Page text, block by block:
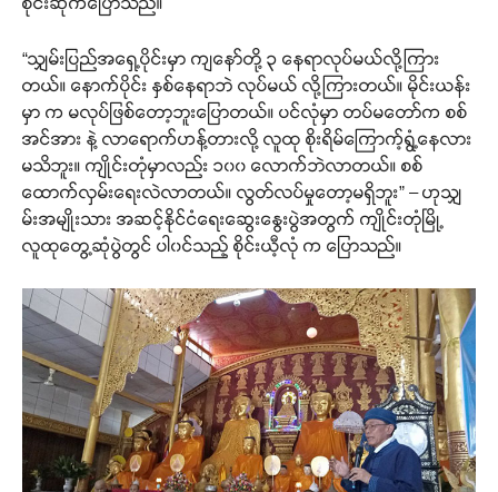
“သျှမ်းပြည်အရှေ့ပိုင်းမှာ ကျနော်တို့ ၃ နေရာလုပ်မယ်လို့ကြား
တယ်။ နောက်ပိုင်း နှစ်နေရာဘဲ လုပ်မယ် လို့ကြားတယ်။ မိုင်းယန်း
မှာ က မလုပ်ဖြစ်တော့ဘူးပြောတယ်။ ပင်လုံမှာ တပ်မတော်က စစ်
အင်အား နဲ့ လာရောက်ဟန့်တားလို့ လူထု စိုးရိမ်ကြောက့်ရွံ့နေလား
မသိဘူး။ ကျိုင်းတုံမှာလည်း ၁၀၀ လောက်ဘဲလာတယ်။ စစ်
ထောက်လှမ်းရေးလဲလာတယ်။ လွတ်လပ်မှုတော့မရှိဘူး” – ဟုသျှ
မ်းအမျိုးသား အဆင့်နိုင်ငံရေးဆွေးနွေးပွဲအတွက် ကျိုင်းတုံမြို့
လူထုတွေ့ဆုံပွဲတွင် ပါ၀င်သည့် စိုင်းယီ့လုံ က ပြောသည်။